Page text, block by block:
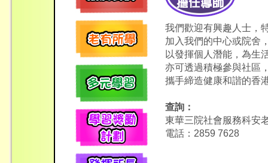
我們歡迎有興趣人士，
加入我們的中心或院舍
以發揮個人潛能，為生
亦可透過積極參與社區
攜手締造健康和諧的香
查詢：
東華三院社會服務科安
電話：2859 7628